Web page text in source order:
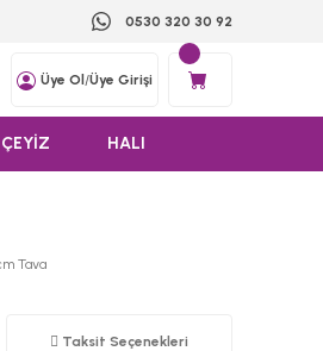
0530 320 30 92
Üye Ol /Üye Girişi
ÇEYİZ HALI
Tava
Taksit Seçenekleri